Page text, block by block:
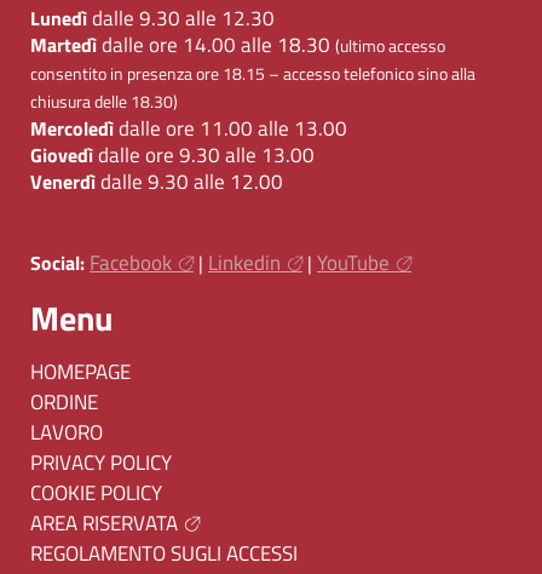
Lunedìdalle 9.30 alle 12.30
Martedìdalle ore 14.00 alle 18.30 (ultimo accesso
consentito in presenza ore 18.15 – accesso telefonico sino alla
chiusura delle 18.30)
Mercoledìdalle ore 11.00 alle 13.00
Giovedìdalle ore 9.30 alle 13.00
Venerdìdalle 9.30 alle 12.00
Social: Facebook | Linkedin | YouTube
Menu
HOMEPAGE
ORDINE
LAVORO
PRIVACY POLICY
COOKIE POLICY
AREA RISERVATA
REGOLAMENTO SUGLI ACCESSI